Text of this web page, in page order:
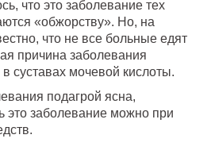
что это заболевание тех
«обжорству». Но, на
что не все больные едят
причина заболевания
суставах мочевой кислоты.
подагрой ясна,
это заболевание можно при